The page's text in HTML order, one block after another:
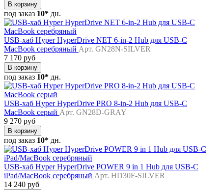
В корзину
под заказ 10* дн.
USB-хаб Hyper HyperDrive NET 6-in-2 Hub для USB-C
MacBook серебряный Арт. GN28N-SILVER
7 170 руб
В корзину
под заказ 10* дн.
USB-хаб Hyper HyperDrive PRO 8-in-2 Hub для USB-C
MacBook серый Арт. GN28D-GRAY
9 270 руб
В корзину
под заказ 10* дн.
USB-хаб Hyper HyperDrive POWER 9 in 1 Hub для USB-C
iPad/MacBook серебряный Арт. HD30F-SILVER
14 240 руб